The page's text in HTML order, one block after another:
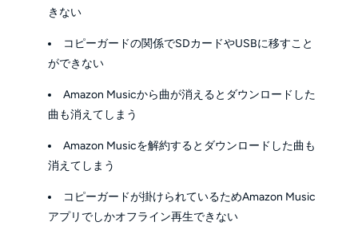
きない
コピーガードの関係でSDカードやUSBに移すこと
ができない
Amazon Musicから曲が消えるとダウンロードした
曲も消えてしまう
Amazon Musicを解約するとダウンロードした曲も
消えてしまう
コピーガードが掛けられているためAmazon Music
アプリでしかオフライン再生できない